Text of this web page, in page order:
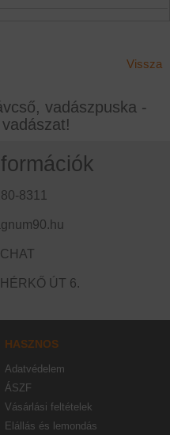
Vissza
vadászpuska -
8311
ÚT 6.
HASZNOS
Adatvédelem
ÁSZF
Vásárlási feltételek
Elállás és lemondás